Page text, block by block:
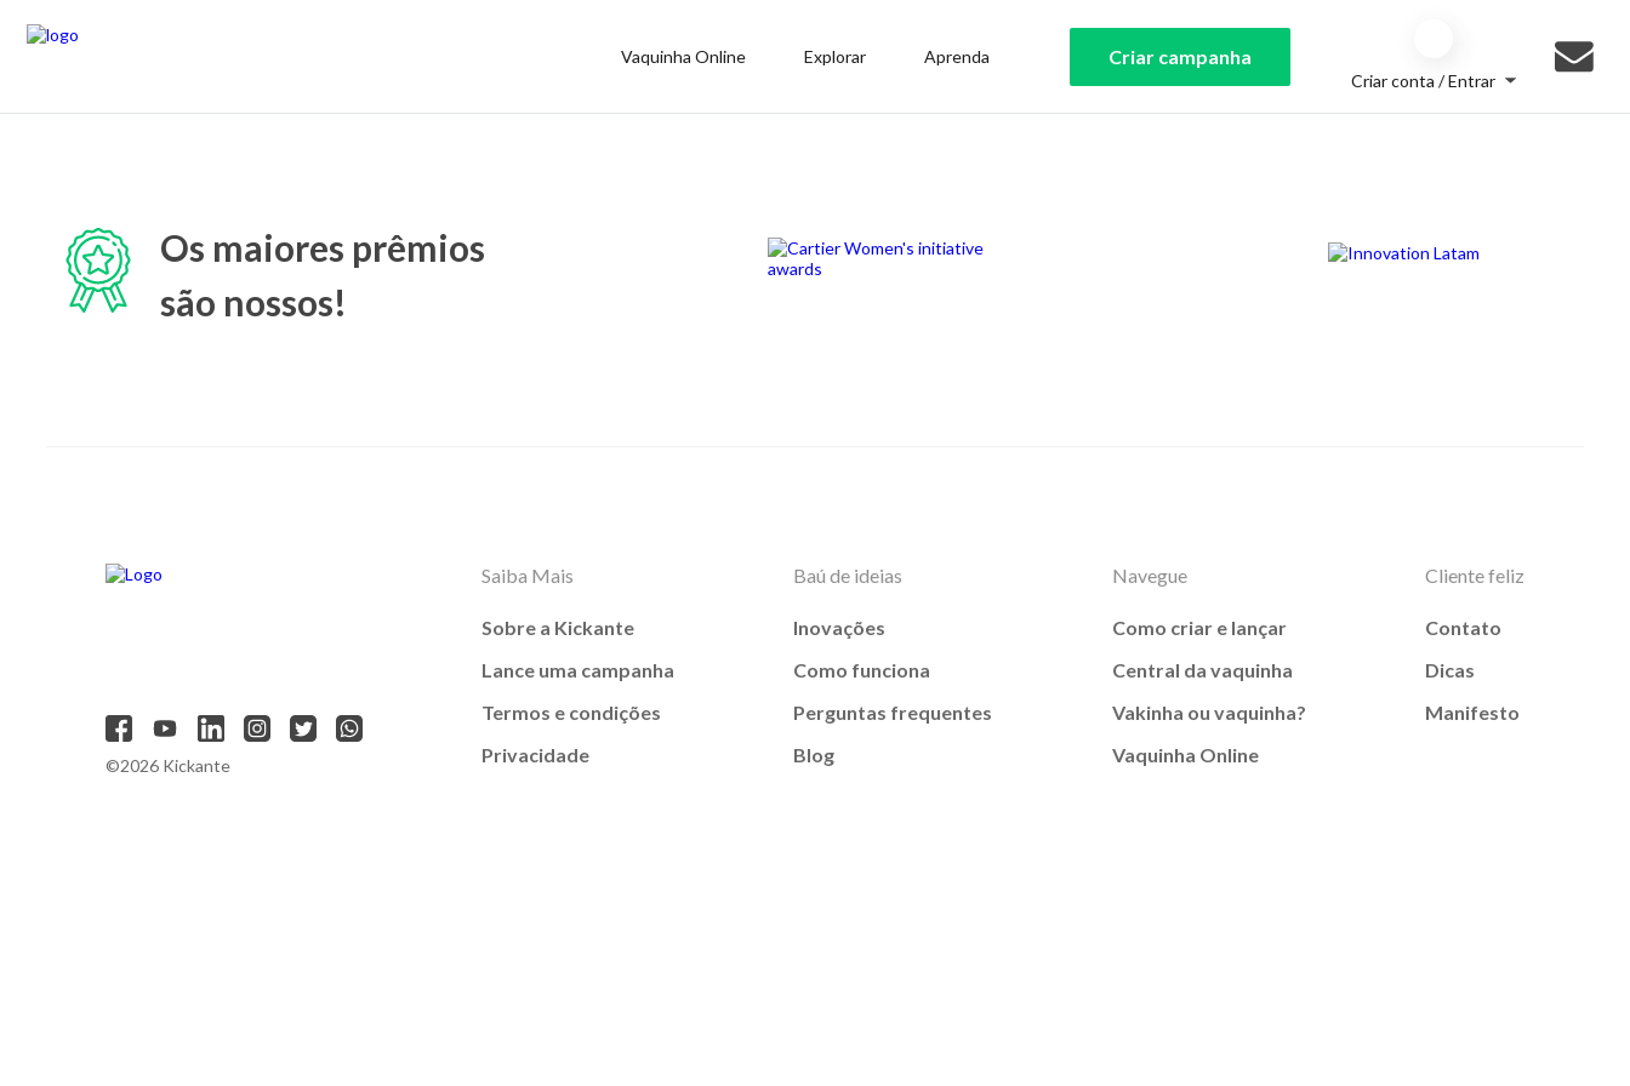
Vaquinha Online Explorar Aprenda Criar campanha
Criar conta / Entrar
Os maiores prêmios
são nossos!
©2026 Kickante
Saiba Mais
Sobre a Kickante
Lance uma campanha
Termos e condições
Privacidade
Baú de ideias
Inovações
Como funciona
Perguntas frequentes
Blog
Navegue
Como criar e lançar
Central da vaquinha
Vakinha ou vaquinha?
Vaquinha Online
Cliente feliz
Contato
Dicas
Manifesto